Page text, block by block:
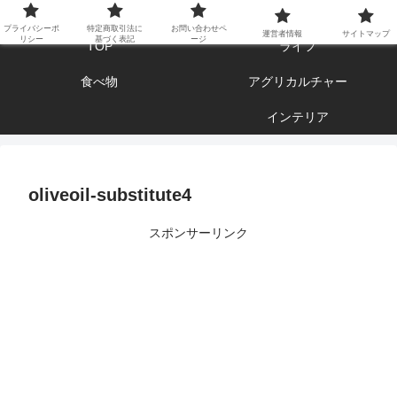
エンジョイ ブログライフ
TOP ライフ
食べ物 アグリカルチャー
インテリア
oliveoil-substitute4
スポンサーリンク
プライバシーポ
リシー
特定商取引法に
基づく表記
お問い合わせペ
ージ
運営者情報 サイトマップ